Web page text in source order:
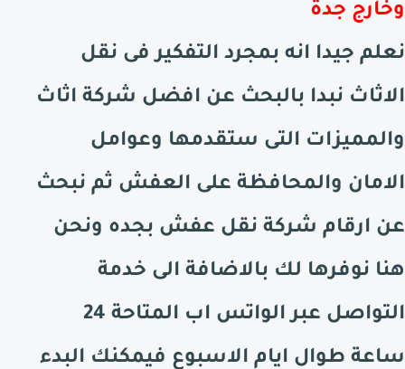
وخارج جدة
نعلم جيدا انه بمجرد التفكير فى نقل
الاثاث نبدا بالبحث عن افضل شركة اثاث
والمميزات التى ستقدمها وعوامل
الامان والمحافظة على العفش ثم نبحث
عن ارقام شركة نقل عفش بجده ونحن
هنا نوفرها لك بالاضافة الى خدمة
التواصل عبر الواتس اب المتاحة 24
ساعة طوال ايام الاسبوع فيمكنك البدء